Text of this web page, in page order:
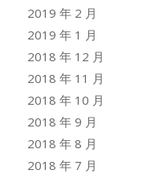
2019 年 2 月
2019 年 1 月
2018 年 12 月
2018 年 11 月
2018 年 10 月
2018 年 9 月
2018 年 8 月
2018 年 7 月